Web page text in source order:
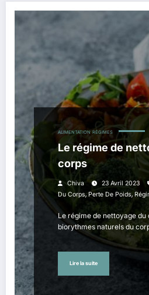
ALIMENTATION RÉGIMES
Le régime de
corps
Chiva 23 Avril 2023
Du Corps, Perte De Poids,
Le régime de nettoyage du
biorythmes naturels du
Lire la suite